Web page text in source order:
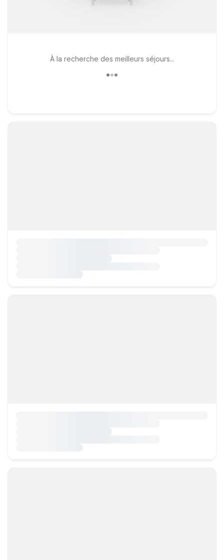
À la recherche des meilleurs séjours..